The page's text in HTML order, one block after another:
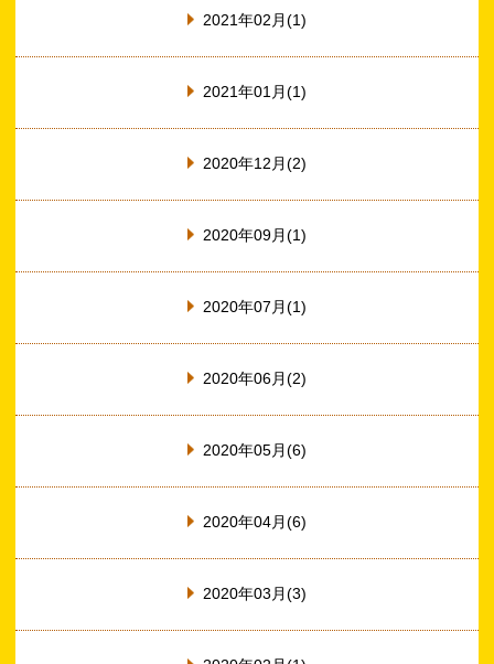
2021年02月(1)
2021年01月(1)
2020年12月(2)
2020年09月(1)
2020年07月(1)
2020年06月(2)
2020年05月(6)
2020年04月(6)
2020年03月(3)